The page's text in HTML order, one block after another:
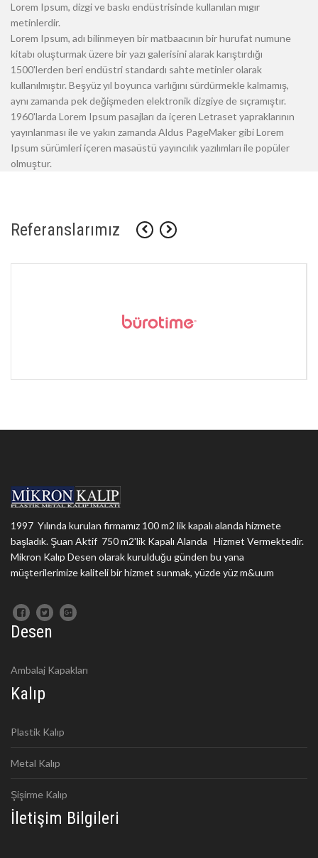
Lorem Ipsum, dizgi ve baskı endüstrisinde kullanılan mıgır
metinlerdir.
Lorem Ipsum, adı bilinmeyen bir matbaacının bir hurufat numune
kitabı oluşturmak üzere bir yazı galerisini alarak karıştırdığı
1500'lerden beri endüstri standardı sahte metinler olarak
kullanılmıştır. Beşyüz yıl boyunca varlığını sürdürmekle kalmamış,
aynı zamanda pek değişmeden elektronik dizgiye de sıçramıştır.
1960'larda Lorem Ipsum pasajları da içeren Letraset yapraklarının
yayınlanması ile ve yakın zamanda Aldus PageMaker gibi Lorem
Ipsum sürümleri içeren masaüstü yayıncılık yazılımları ile popüler
olmuştur.
Referanslarımız
1997 Yılında kurulan firmamız 100 m2 lik kapalı alanda hizmete
başladık. Şuan Aktif 750 m2'lik Kapalı Alanda Hizmet Vermektedir.
Mikron Kalıp Desen olarak kurulduğu günden bu yana
müşterilerimize kaliteli bir hizmet sunmak, yüzde yüz m&uum
Desen
Ambalaj Kapakları
Kalıp
Plastik Kalıp
Metal Kalıp
Şişirme Kalıp
İletişim Bilgileri